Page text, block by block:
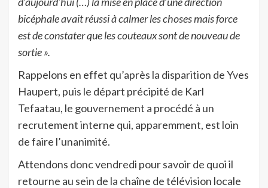
bicéphale avait réussi à calmer les choses mais force
est de constater que les couteaux sont de nouveau de
sortie ».
Rappelons en effet qu’après la disparition de Yves
Haupert, puis le départ précipité de Karl
Tefaatau, le gouvernement a procédé à un
recrutement interne qui, apparemment, est loin
de faire l’unanimité.
Attendons donc vendredi pour savoir de quoi il
retourne au sein de la chaîne de télévision locale